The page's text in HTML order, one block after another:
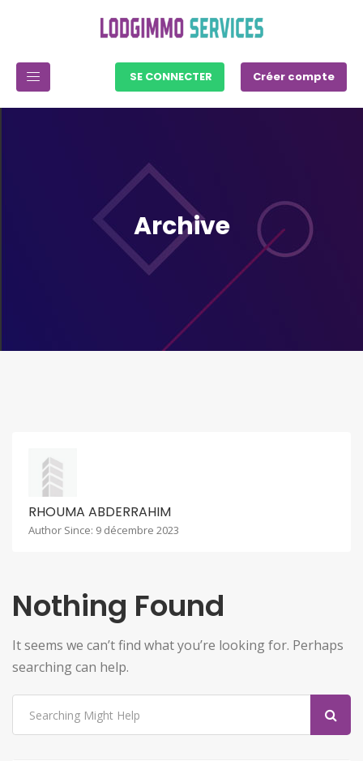
SE CONNECTER Créer compte
Archive
RHOUMA ABDERRAHIM
Author Since: 9 décembre 2023
Nothing Found
It seems we can’t find what you’re looking for. Perhaps
searching can help.